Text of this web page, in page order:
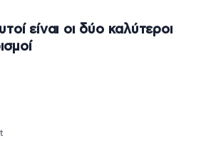
είναι οι δύο καλύτεροι